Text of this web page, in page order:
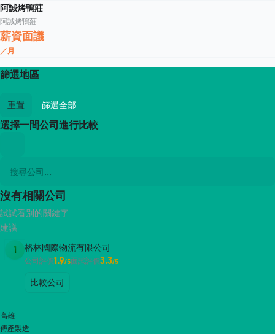
阿誠烤鴨莊
阿誠烤鴨莊
薪資面議
／月
篩選地區
重置 篩選全部
選擇一間公司進行比較
沒有相關公司
試試看別的關鍵字
建議
1 格林國際物流有限公司
公司評價1.9/5面試評價3.3/5
比較公司
高雄
傳產製造